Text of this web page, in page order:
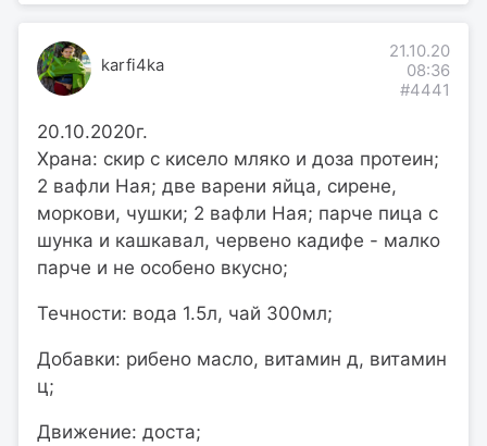
karfi4ka
21.10.20
08:36
#4441
20.10.2020г.
Храна: скир с кисело мляко и доза протеин;
2 вафли Ная; две варени яйца, сирене,
моркови, чушки; 2 вафли Ная; парче пица с
шунка и кашкавал, червено кадифе - малко
парче и не особено вкусно;
Течности: вода 1.5л, чай 300мл;
Добавки: рибено масло, витамин д, витамин
ц;
Движение: доста;